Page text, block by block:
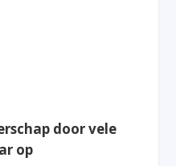
door vele
op